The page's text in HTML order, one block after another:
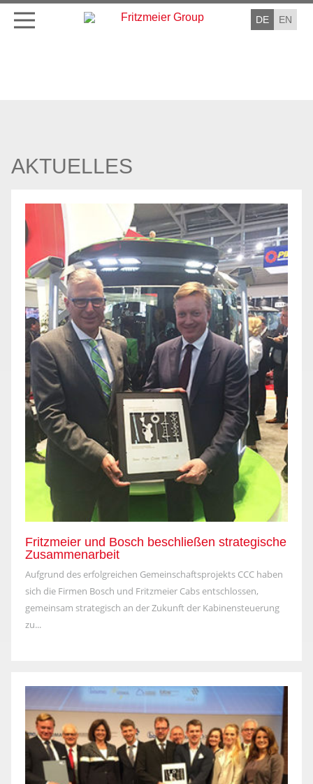
DE EN
AKTUELLES
Fritzmeier und Bosch beschließen strategische
Zusammenarbeit
Aufgrund des erfolgreichen Gemeinschaftsprojekts CCC haben
sich die Firmen Bosch und Fritzmeier Cabs entschlossen,
gemeinsam strategisch an der Zukunft der Kabinensteuerung
zu...